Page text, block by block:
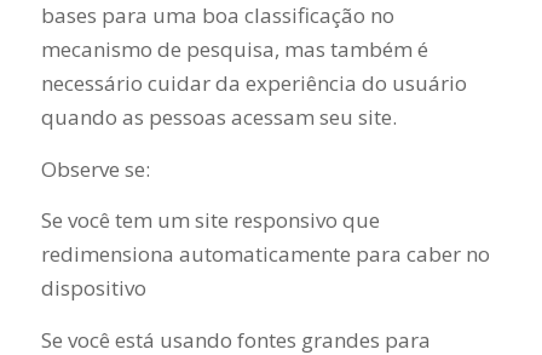
bases para uma boa classificação no
mecanismo de pesquisa, mas também é
necessário cuidar da experiência do usuário
quando as pessoas acessam seu site.
Observe se:
Se você tem um site responsivo que
redimensiona automaticamente para caber no
dispositivo
Se você está usando fontes grandes para